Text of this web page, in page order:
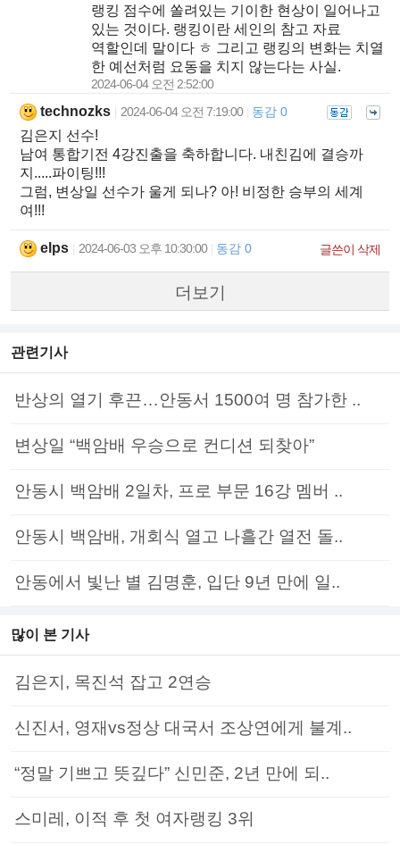
랭킹 점수에 쏠려있는 기이한 현상이 일어나고
있는 것이다. 랭킹이란 세인의 참고 자료
역할인데 말이다 ㅎ 그리고 랭킹의 변화는 치열
한 예선처럼 요동을 치지 않는다는 사실.
2024-06-04 오전 2:52:00
technozks 2024-06-04 오전 7:19:00 동감 0
김은지 선수!
남여 통합기전 4강진출을 축하합니다. 내친김에 결승까
지.....파이팅!!!
그럼, 변상일 선수가 울게 되나? 아! 비정한 승부의 세계
여!!!
elps 2024-06-03 오후 10:30:00 동감 0 글쓴이 삭제
더보기
관련기사
반상의 열기 후끈…안동서 1500여 명 참가한 ..
변상일 “백암배 우승으로 컨디션 되찾아”
안동시 백암배 2일차, 프로 부문 16강 멤버 ..
안동시 백암배, 개회식 열고 나흘간 열전 돌..
안동에서 빛난 별 김명훈, 입단 9년 만에 일..
많이 본 기사
김은지, 목진석 잡고 2연승
신진서, 영재vs정상 대국서 조상연에게 불계..
“정말 기쁘고 뜻깊다” 신민준, 2년 만에 되..
스미레, 이적 후 첫 여자랭킹 3위